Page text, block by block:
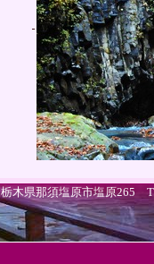
栃木県那須塩原市塩原265